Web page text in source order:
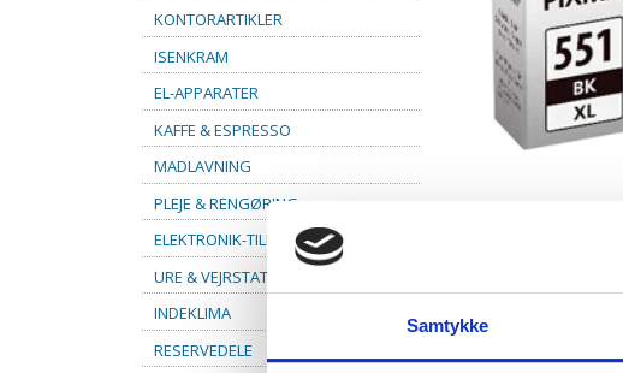
Samtykke
KONTORARTIKLER
ISENKRAM
EL-APPARATER
KAFFE & ESPRESSO
MADLAVNING
PLEJE & RENGØRING
ELEKTRONIK-TILBEHØR
URE & VEJRSTATIONER
INDEKLIMA
RESERVEDELE